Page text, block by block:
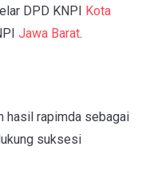
DPD KNPI Kota
Jawa Barat.
hasil rapimda sebagai
suksesi